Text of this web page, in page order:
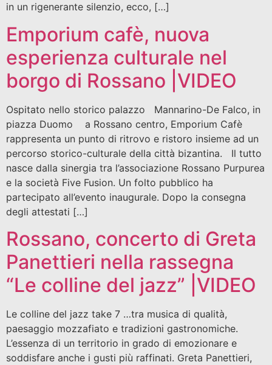
in un rigenerante silenzio, ecco, […]
Emporium cafè, nuova
esperienza culturale nel
borgo di Rossano |VIDEO
Ospitato nello storico palazzo Mannarino-De Falco, in
piazza Duomo a Rossano centro, Emporium Cafè
rappresenta un punto di ritrovo e ristoro insieme ad un
percorso storico-culturale della città bizantina. Il tutto
nasce dalla sinergia tra l’associazione Rossano Purpurea
e la società Five Fusion. Un folto pubblico ha
partecipato all’evento inaugurale. Dopo la consegna
degli attestati […]
Rossano, concerto di Greta
Panettieri nella rassegna
“Le colline del jazz” |VIDEO
Le colline del jazz take 7 …tra musica di qualità,
paesaggio mozzafiato e tradizioni gastronomiche.
L’essenza di un territorio in grado di emozionare e
soddisfare anche i gusti più raffinati. Greta Panettieri,